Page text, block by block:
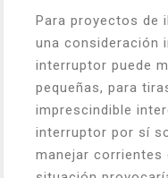
Para proyectos de
una consideración
interruptor puede
pequeñas, para
imprescindible
interruptor por sí
manejar